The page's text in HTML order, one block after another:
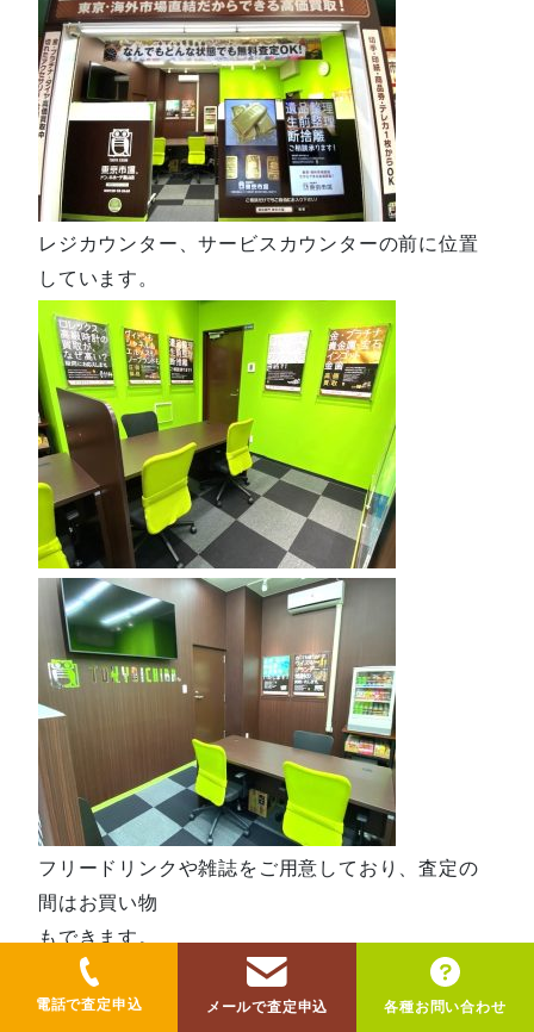
レジカウンター、サービスカウンターの前に位置
しています。
フリードリンクや雑誌をご用意しており、査定の
間はお買い物
もできます。
無料の大駐車場も完備しております。
富山ICも近いことから遠方からの車でのアクセス
電話で査定申込 メールで査定申込 各種お問い合わせ